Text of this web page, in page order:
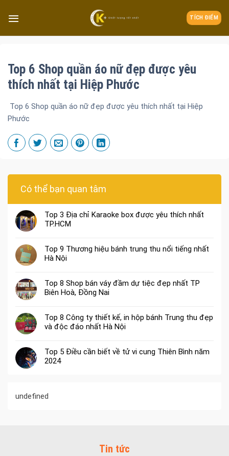
TÍCH ĐIỂM
Top 6 Shop quần áo nữ đẹp được yêu
thích nhất tại Hiệp Phước
Top 6 Shop quần áo nữ đẹp được yêu thích nhất tại Hiệp
Phước
Có thể bạn quan tâm
Top 3 Địa chỉ Karaoke box được yêu thích nhất
TP.HCM
Top 9 Thương hiệu bánh trung thu nổi tiếng nhất
Hà Nội
Top 8 Shop bán váy đầm dự tiệc đẹp nhất TP
Biên Hoà, Đồng Nai
Top 8 Công ty thiết kế, in hộp bánh Trung thu đẹp
và độc đáo nhất Hà Nội
Top 5 Điều cần biết về tử vi cung Thiên Bình năm
2024
undefined
Tin tức